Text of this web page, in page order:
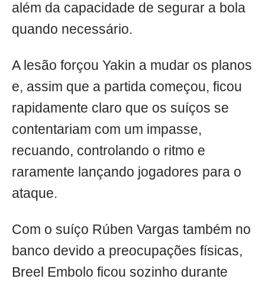
além da capacidade de segurar a bola
quando necessário.
A lesão forçou Yakin a mudar os planos
e, assim que a partida começou, ficou
rapidamente claro que os suíços se
contentariam com um impasse,
recuando, controlando o ritmo e
raramente lançando jogadores para o
ataque.
Com o suíço Rúben Vargas também no
banco devido a preocupações físicas,
Breel Embolo ficou sozinho durante